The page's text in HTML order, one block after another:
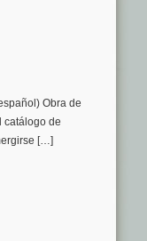
Obra de
catálogo de
[…]